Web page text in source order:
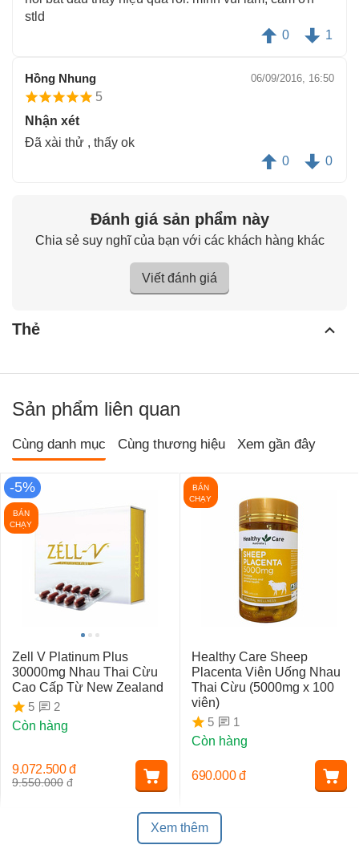
stld
0
1
Hồng Nhung 06/09/2016, 16:50
5
Nhận xét
Đã xài thử , thấy ok
0
0
Đánh giá sản phẩm này
Chia sẻ suy nghĩ của bạn với các khách hàng khác
Viết đánh giá
Thẻ
Sản phẩm liên quan
Cùng danh mục Cùng thương hiệu Xem gần đây
-5%
BÁN
CHẠY
Zell V Platinum Plus
30000mg Nhau Thai Cừu
Cao Cấp Từ New Zealand
5
2
Còn hàng
9.550.000 đ
9.072.500 đ
BÁN
CHẠY
Healthy Care Sheep
Placenta Viên Uống Nhau
Thai Cừu (5000mg x 100
viên)
5
1
Còn hàng
690.000 đ
Xem thêm